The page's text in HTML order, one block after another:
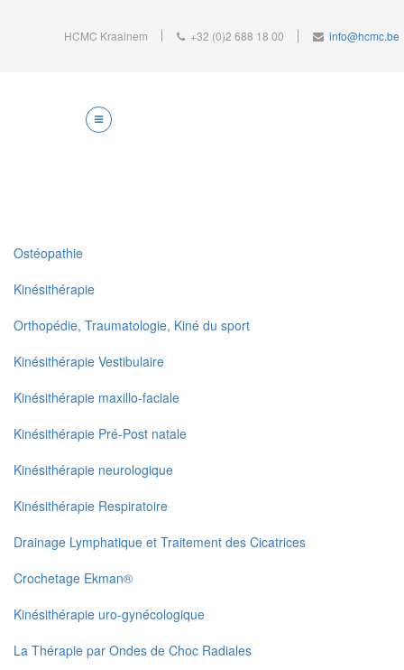
HCMC Kraainem +32 (0)2 688 18 00 info@hcmc.be
Ostéopathie
Kinésithérapie
Orthopédie, Traumatologie, Kiné du sport
Kinésithérapie Vestibulaire
Kinésithérapie maxillo-faciale
Kinésithérapie Pré-Post natale
Kinésithérapie neurologique
Kinésithérapie Respiratoire
Drainage Lymphatique et Traitement des Cicatrices
Crochetage Ekman®
Kinésithérapie uro-gynécologique
La Thérapie par Ondes de Choc Radiales